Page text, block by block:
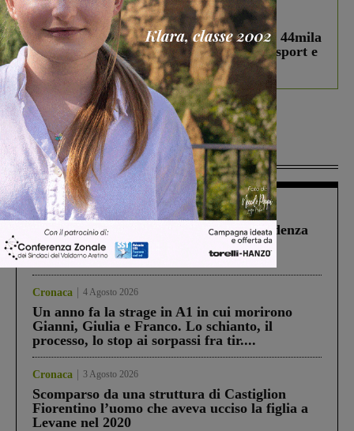
In vetrina 3 Agosto 2026
Estra Notizie agosto: Smart Cities, oltre 44mila
studenti coinvolti, torna il bando per lo sport e
debutta il podcast Estrair
Più lette
Figline Incisa Valdarno 1 Agosto 2026
Piscina di Figline finanziata oltre la scadenza
Pnrr, il gruppo di Fratelli d’Italia: “Un
ringraziamento al Governo”
Cronaca 4 Agosto 2026
Un anno fa la strage in A1 in cui morirono
Gianni, Giulia e Franco. Lo schianto, il
processo, lo stop ai sorpassi fra tir....
Cronaca 3 Agosto 2026
Scomparso da una struttura di Castiglion
Fiorentino l’uomo che aveva ucciso la figlia a
Levane nel 2020